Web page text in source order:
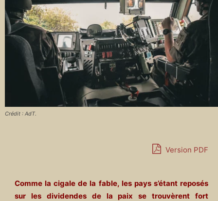
Crédit : AdT.
Version PDF
Comme la cigale de la fable, les pays s’étant reposés
sur les dividendes de la paix se trouvèrent fort